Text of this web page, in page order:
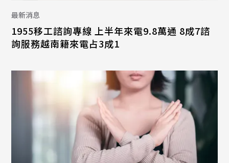
最新消息
1955移工諮詢專線 上半年來電9.8萬通 8成7諮
詢服務越南籍來電占3成1